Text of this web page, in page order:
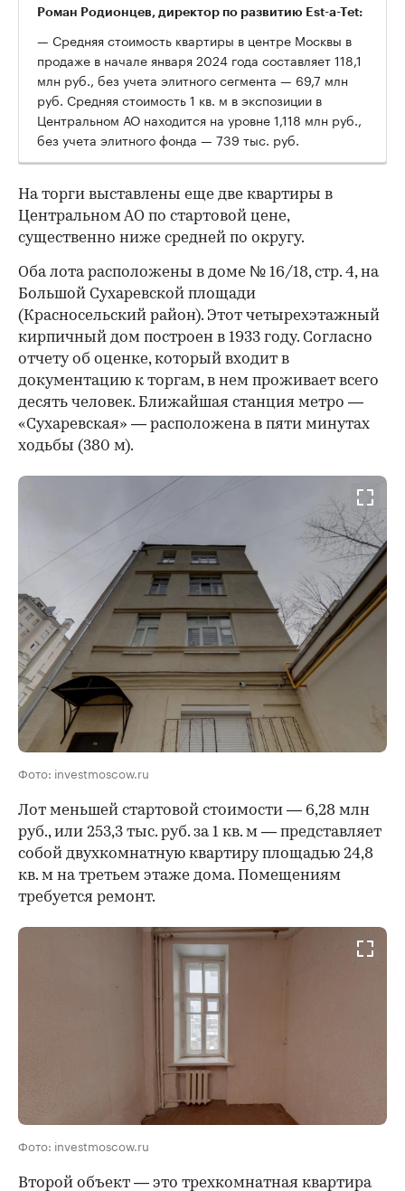
Роман Родионцев, директор по развитию Est-a-Tet:
— Средняя стоимость квартиры в центре Москвы в
продаже в начале января 2024 года составляет 118,1
млн руб., без учета элитного сегмента — 69,7 млн
руб. Средняя стоимость 1 кв. м в экспозиции в
Центральном АО находится на уровне 1,118 млн руб.,
без учета элитного фонда — 739 тыс. руб.
На торги выставлены еще две квартиры в
Центральном АО по стартовой цене,
существенно ниже средней по округу.
Оба лота расположены в доме № 16/18, стр. 4, на
Большой Сухаревской площади
(Красносельский район). Этот четырехэтажный
кирпичный дом построен в 1933 году. Согласно
отчету об оценке, который входит в
документацию к торгам, в нем проживает всего
десять человек. Ближайшая станция метро —
«Сухаревская» — расположена в пяти минутах
ходьбы (380 м).
Фото: investmoscow.ru
Лот меньшей стартовой стоимости — 6,28 млн
руб., или 253,3 тыс. руб. за 1 кв. м — представляет
собой двухкомнатную квартиру площадью 24,8
кв. м на третьем этаже дома. Помещениям
требуется ремонт.
Фото: investmoscow.ru
Второй объект — это трехкомнатная квартира